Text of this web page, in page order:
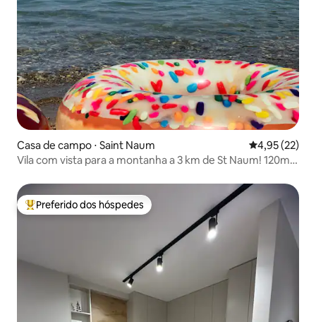
Casa de campo ⋅ Saint Naum 4,95 de uma
4,95 (22)
Vila com vista para a montanha a 3 km de St Naum! 120m
Entre os melhores preferidos dos hóspedes
Preferido dos hóspedes